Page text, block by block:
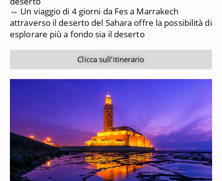
⇔ Un viaggio di 4 giorni da Fes a Marrakech
attraverso il deserto del Sahara offre la possibilità di
esplorare più a fondo sia il deserto
Clicca sull'itinerario